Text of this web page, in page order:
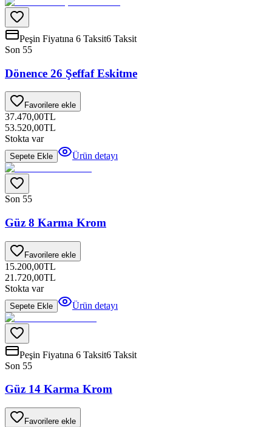
Peşin Fiyatına 6 Taksit6 Taksit
Son 55
Dönence 26 Şeffaf Eskitme
Favorilere ekle
37.470,00TL
53.520,00TL
Stokta var
Sepete Ekle Ürün detayı
Son 55
Güz 8 Karma Krom
Favorilere ekle
15.200,00TL
21.720,00TL
Stokta var
Sepete Ekle Ürün detayı
Peşin Fiyatına 6 Taksit6 Taksit
Son 55
Güz 14 Karma Krom
Favorilere ekle